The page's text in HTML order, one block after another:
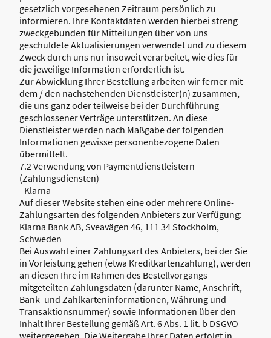
gesetzlich vorgesehenen Zeitraum persönlich zu
informieren. Ihre Kontaktdaten werden hierbei streng
zweckgebunden für Mitteilungen über von uns
geschuldete Aktualisierungen verwendet und zu diesem
Zweck durch uns nur insoweit verarbeitet, wie dies für
die jeweilige Information erforderlich ist.
Zur Abwicklung Ihrer Bestellung arbeiten wir ferner mit
dem / den nachstehenden Dienstleister(n) zusammen,
die uns ganz oder teilweise bei der Durchführung
geschlossener Verträge unterstützen. An diese
Dienstleister werden nach Maßgabe der folgenden
Informationen gewisse personenbezogene Daten
übermittelt.
7.2 Verwendung von Paymentdienstleistern
(Zahlungsdiensten)
- Klarna
Auf dieser Website stehen eine oder mehrere Online-
Zahlungsarten des folgenden Anbieters zur Verfügung:
Klarna Bank AB, Sveavägen 46, 111 34 Stockholm,
Schweden
Bei Auswahl einer Zahlungsart des Anbieters, bei der Sie
in Vorleistung gehen (etwa Kreditkartenzahlung), werden
an diesen Ihre im Rahmen des Bestellvorgangs
mitgeteilten Zahlungsdaten (darunter Name, Anschrift,
Bank- und Zahlkarteninformationen, Währung und
Transaktionsnummer) sowie Informationen über den
Inhalt Ihrer Bestellung gemäß Art. 6 Abs. 1 lit. b DSGVO